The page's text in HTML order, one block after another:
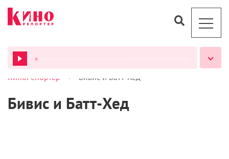
ВСЕ ПОДКАСТЫ
КиноРепортер > Бивис и Батт-Хед
Бивис и Батт-Хед